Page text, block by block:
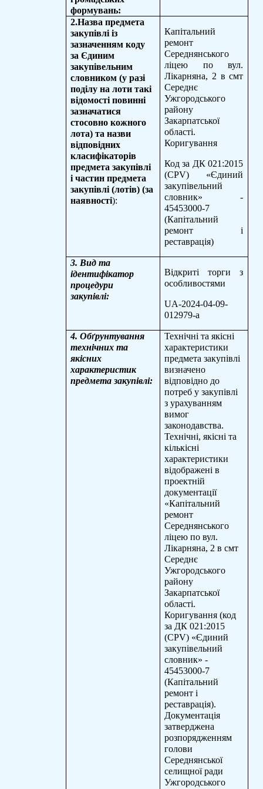
формувань:
2.Назва предмета
закупівлі із
зазначенням коду
за Єдиним
закупівельним
словником (у разі
поділу на лоти такі
відомості повинні
зазначатися
стосовно кожного
лота) та назви
відповідних
класифікаторів
предмета закупівлі
і частин предмета
закупівлі (лотів) (за
наявності):
Капітальний
ремонт
Середнянського
ліцею по вул.
Лікарняна, 2 в смт
Середнє
Ужгородського
району
Закарпатської
області.
Коригування
Код за ДК 021:2015
(CPV) «Єдиний
закупівельний
словник» -
45453000-7
(Капітальний
ремонт і
реставрація)
3. Вид та
ідентифікатор
процедури
закупівлі:
Відкриті торги з
особливостями
UA-2024-04-09-
012979-a
4. Обґрунтування
технічних та
якісних
характеристик
предмета закупівлі:
Технічні та якісні
характеристики
предмета закупівлі
визначено
відповідно до
потреб у закупівлі
з урахуванням
вимог
законодавства.
Технічні, якісні та
кількісні
характеристики
відображені в
проектній
документації
«Капітальний
ремонт
Середнянського
ліцею по вул.
Лікарняна, 2 в смт
Середнє
Ужгородського
району
Закарпатської
області.
Коригування(код
за ДК 021:2015
(CPV) «Єдиний
закупівельний
словник» -
45453000-7
(Капітальний
ремонт і
реставрація).
Документація
затверджена
розпорядженням
голови
Середнянської
селищної ради
Ужгородського